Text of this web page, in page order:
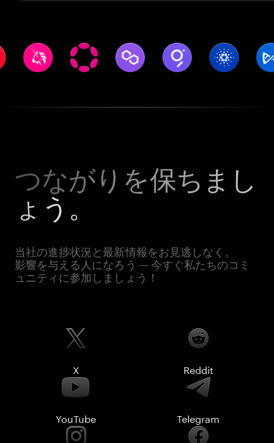
つながりを保ちまし
ょう。
当社の進捗状況と最新情報をお見逃しなく。
影響を与える人になろう — 今すぐ私たちのコミ
ュニティに参加しましょう！
X Reddit
YouTube Telegram